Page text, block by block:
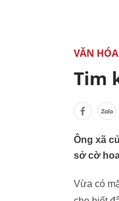
VĂN HÓA
Tim
Ông xã
sở cờ
Vừa có